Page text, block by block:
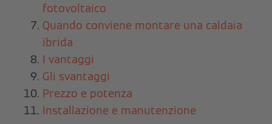
fotovoltaico
Quando conviene montare una caldaia
ibrida
I vantaggi
Gli svantaggi
Prezzo e potenza
Installazione e manutenzione